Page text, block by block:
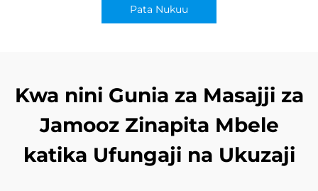
Pata Nukuu
Kwa nini Gunia za Masajji za
Jamooz Zinapita Mbele
katika Ufungaji na Ukuzaji